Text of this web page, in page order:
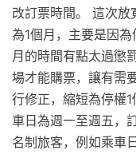
改訂票時間。 這次放
為1個月，主要是因
月的時間有點太過懲
場才能購票，讓有需
行修正，縮短為停權
車日為週一至週五，
名制旅客，例如乘車